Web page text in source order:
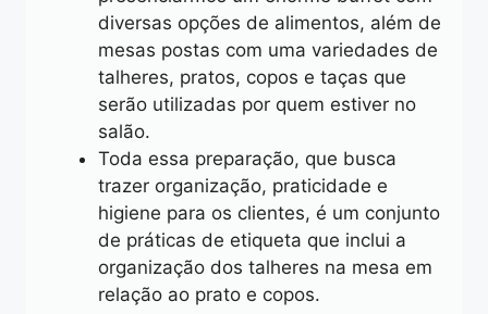
diversas opções de alimentos, além de
mesas postas com uma variedades de
talheres, pratos, copos e taças que
serão utilizadas por quem estiver no
salão.
Toda essa preparação, que busca
trazer organização, praticidade e
higiene para os clientes, é um conjunto
de práticas de etiqueta que inclui a
organização dos talheres na mesa em
relação ao prato e copos.